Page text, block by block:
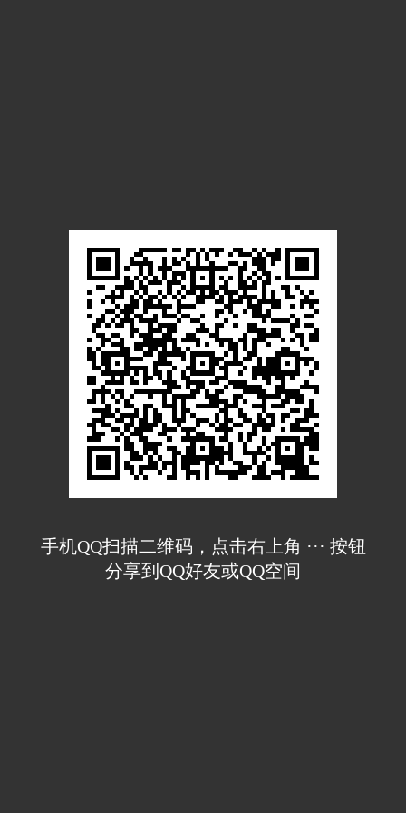
手机QQ扫描二维码，点击右上角 ··· 按钮
分享到QQ好友或QQ空间